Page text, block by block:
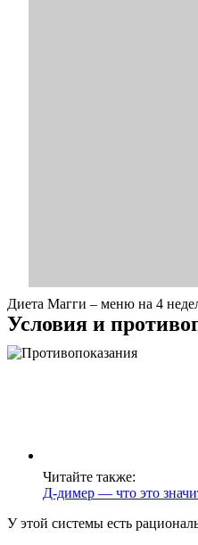
О нас
Услуги
Акции
Диета Магги – меню на 4
Условия и
Читайте также:
Д-димер — что это
У этой системы есть